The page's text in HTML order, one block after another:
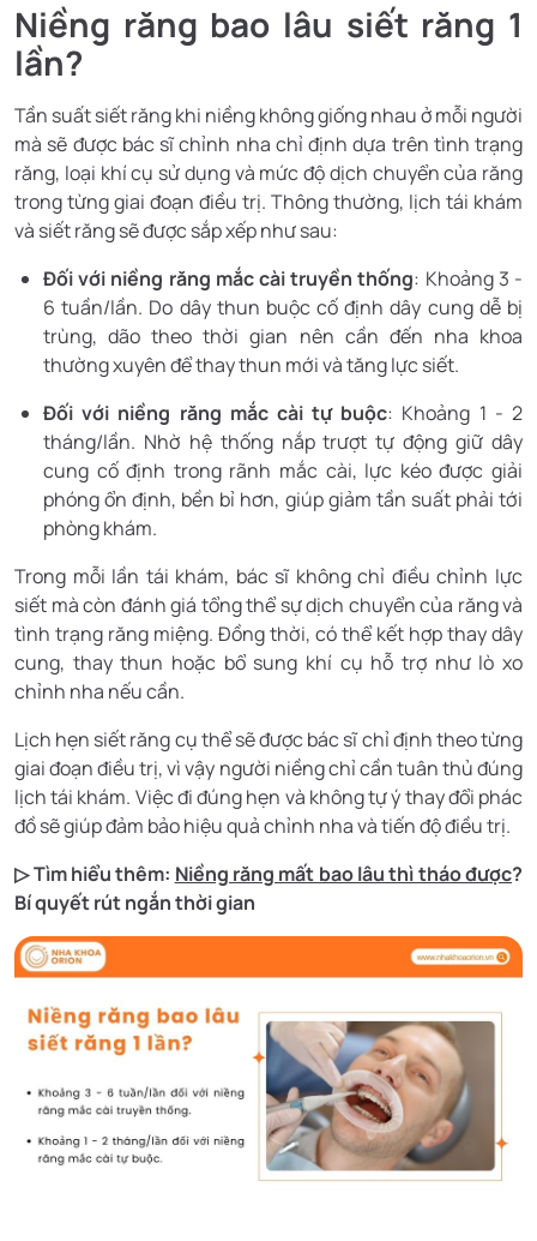
Niềng răng bao lâu siết răng 1
lần?
Tần suất siết răng khi niềng không giống nhau ở mỗi người
mà sẽ được bác sĩ chỉnh nha chỉ định dựa trên tình trạng
răng, loại khí cụ sử dụng và mức độ dịch chuyển của răng
trong từng giai đoạn điều trị. Thông thường, lịch tái khám
và siết răng sẽ được sắp xếp như sau:
Đối với niềng răng mắc cài truyền thống: Khoảng 3 -
6 tuần/lần. Do dây thun buộc cố định dây cung dễ bị
trùng, dão theo thời gian nên cần đến nha khoa
thường xuyên để thay thun mới và tăng lực siết.
Đối với niềng răng mắc cài tự buộc: Khoảng 1 - 2
tháng/lần. Nhờ hệ thống nắp trượt tự động giữ dây
cung cố định trong rãnh mắc cài, lực kéo được giải
phóng ổn định, bền bỉ hơn, giúp giảm tần suất phải tới
phòng khám.
Trong mỗi lần tái khám, bác sĩ không chỉ điều chỉnh lực
siết mà còn đánh giá tổng thể sự dịch chuyển của răng và
tình trạng răng miệng. Đồng thời, có thể kết hợp thay dây
cung, thay thun hoặc bổ sung khí cụ hỗ trợ như lò xo
chỉnh nha nếu cần.
Lịch hẹn siết răng cụ thể sẽ được bác sĩ chỉ định theo từng
giai đoạn điều trị, vì vậy người niềng chỉ cần tuân thủ đúng
lịch tái khám. Việc đi đúng hẹn và không tự ý thay đổi phác
đồ sẽ giúp đảm bảo hiệu quả chỉnh nha và tiến độ điều trị.
▷ Tìm hiểu thêm: Niềng răng mất bao lâu thì tháo được?
Bí quyết rút ngắn thời gian